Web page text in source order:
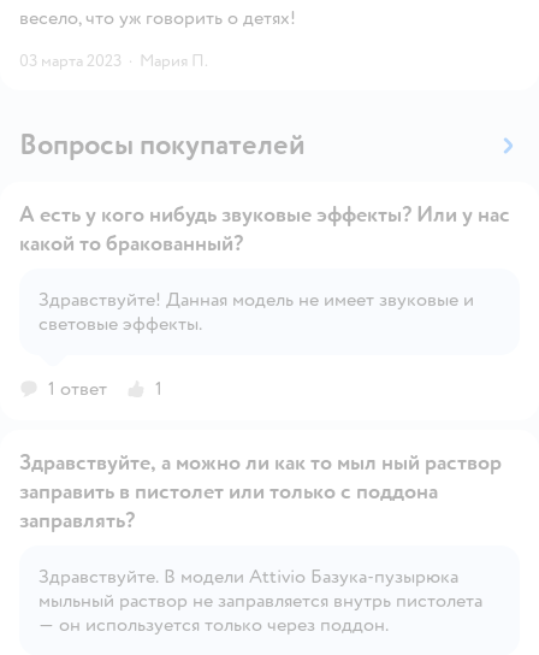
весело, что уж говорить о детях!
03 марта 2023 · Мария П.
Вопросы покупателей
Открыть вопрос
А есть у кого нибудь звуковые эффекты? Или у нас
какой то бракованный?
Здравствуйте! Данная модель не имеет звуковые и
световые эффекты.
1 ответ 1
Открыть вопрос
Здравствуйте, а можно ли как то мыл ный раствор
заправить в пистолет или только с поддона
заправлять?
Здравствуйте. В модели Attivio Базука-пузырюка
мыльный раствор не заправляется внутрь пистолета
— он используется только через поддон.